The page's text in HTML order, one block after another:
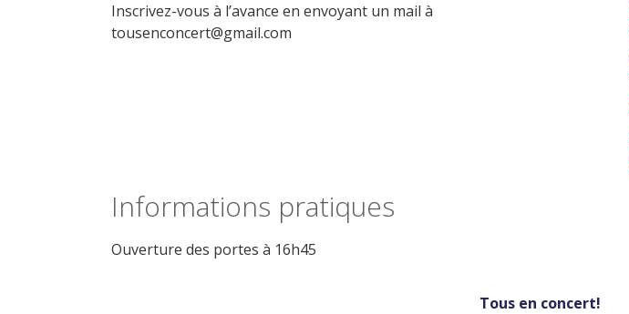
Inscrivez-vous à l’avance en envoyant un mail à
tousenconcert@gmail.com
Informations pratiques
Ouverture des portes à 16h45
Tous en concert!